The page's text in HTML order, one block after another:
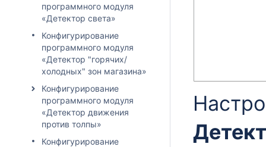
программного модуля
«Детектор света»
Конфигурирование
программного модуля
«Детектор "горячих/
холодных" зон магазина»
Конфигурирование
программного модуля
«Детектор движения
против толпы»
Конфигурирование